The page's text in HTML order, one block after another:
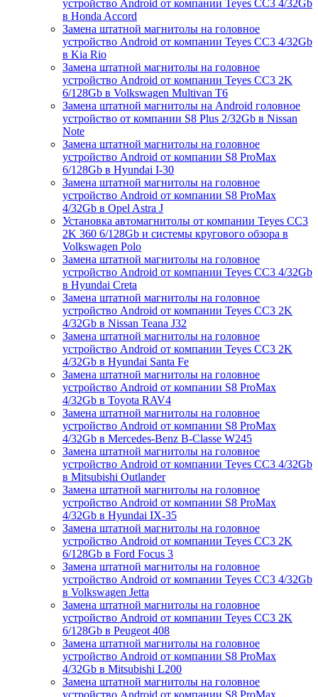
устройство Android от компании Teyes CC3 4/32Gb
в Honda Accord
Замена штатной магнитолы на головное
устройство Android от компании Teyes CC3 4/32Gb
в Kia Rio
Замена штатной магнитолы на головное
устройство Android от компании Teyes CC3 2K
6/128Gb в Volkswagen Multivan T6
Замена штатной магнитолы на Android головное
устройство от компании S8 Plus 2/32Gb в Nissan
Note
Замена штатной магнитолы на головное
устройство Android от компании S8 ProMax
6/128Gb в Hyundai I-30
Замена штатной магнитолы на головное
устройство Android от компании S8 ProMax
4/32Gb в Opel Astra J
Установка автомагнитолы от компании Teyes CC3
2K 360 6/128Gb и системы кругового обзора в
Volkswagen Polo
Замена штатной магнитолы на головное
устройство Android от компании Teyes CC3 4/32Gb
в Hyundai Creta
Замена штатной магнитолы на головное
устройство Android от компании Teyes CC3 2K
4/32Gb в Nissan Teana J32
Замена штатной магнитолы на головное
устройство Android от компании Teyes CC3 2K
4/32Gb в Hyundai Santa Fe
Замена штатной магнитолы на головное
устройство Android от компании S8 ProMax
4/32Gb в Toyota RAV4
Замена штатной магнитолы на головное
устройство Android от компании S8 ProMax
4/32Gb в Mercedes-Benz B-Classe W245
Замена штатной магнитолы на головное
устройство Android от компании Teyes CC3 4/32Gb
в Mitsubishi Outlander
Замена штатной магнитолы на головное
устройство Android от компании S8 ProMax
4/32Gb в Hyundai IX-35
Замена штатной магнитолы на головное
устройство Android от компании Teyes CC3 2K
6/128Gb в Ford Focus 3
Замена штатной магнитолы на головное
устройство Android от компании Teyes CC3 4/32Gb
в Volkswagen Jetta
Замена штатной магнитолы на головное
устройство Android от компании Teyes CC3 2K
6/128Gb в Peugeot 408
Замена штатной магнитолы на головное
устройство Android от компании S8 ProMax
4/32Gb в Mitsubishi L200
Замена штатной магнитолы на головное